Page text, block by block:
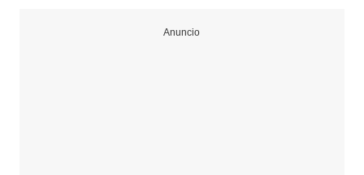
Anuncio